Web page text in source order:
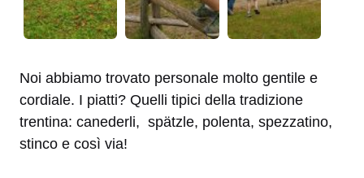
Noi abbiamo trovato personale molto gentile e
cordiale. I piatti? Quelli tipici della tradizione
trentina: canederli, spätzle, polenta, spezzatino,
stinco e così via!